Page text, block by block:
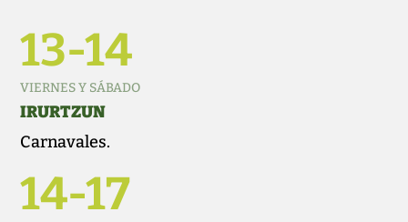
13-14
VIERNES Y SÁBADO
IRURTZUN
Carnavales.
14-17